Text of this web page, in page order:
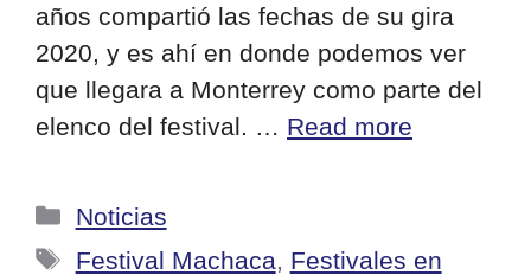
años compartió las fechas de su gira
2020, y es ahí en donde podemos ver
que llegara a Monterrey como parte del
elenco del festival. … Read more
Categorías
Noticias
Etiquetas
Festival Machaca, Festivales en